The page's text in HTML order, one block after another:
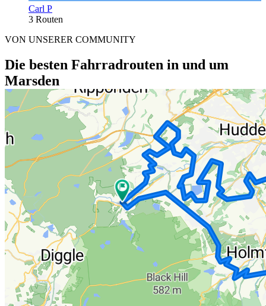
Carl P
3 Routen
VON UNSERER COMMUNITY
Die besten Fahrradrouten in und um
Marsden